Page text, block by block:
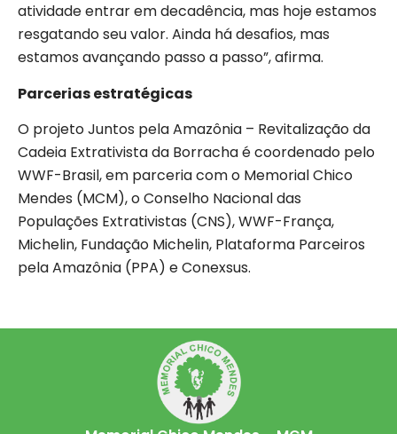
atividade entrar em decadência, mas hoje estamos
resgatando seu valor. Ainda há desafios, mas
estamos avançando passo a passo”, afirma.
Parcerias estratégicas
O projeto Juntos pela Amazônia – Revitalização da
Cadeia Extrativista da Borracha é coordenado pelo
WWF-Brasil, em parceria com o Memorial Chico
Mendes (MCM), o Conselho Nacional das
Populações Extrativistas (CNS), WWF-França,
Michelin, Fundação Michelin, Plataforma Parceiros
pela Amazônia (PPA) e Conexsus.